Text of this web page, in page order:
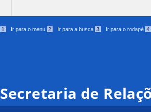
1 Ir para o menu 2 Ir para a busca 3 Ir para o rodapé 4
Secretaria de